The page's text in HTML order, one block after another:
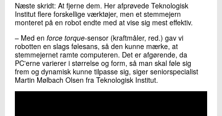
Næste skridt: At fjerne dem. Her afprøvede Teknologisk
Institut flere forskellige værktøjer, men et stemmejern
monteret på en robot endte med at vise sig mest effektiv.
– Med en force torque-sensor (kraftmåler, red.) gav vi
robotten en slags følesans, så den kunne mærke, at
stemmejernet ramte computeren. Det er afgørende, da
PC'erne varierer i størrelse og form, så man skal føle sig
frem og dynamisk kunne tilpasse sig, siger seniorspecialist
Martin Mølbach Olsen fra Teknologisk Institut.